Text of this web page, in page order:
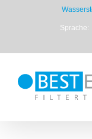
Sprache: